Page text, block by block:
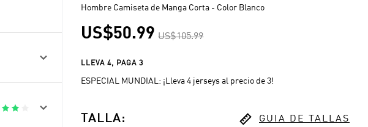
Hombre Camiseta de Manga Corta - Color Blanco
US$50.99 US$105.99
LLEVA 4, PAGA 3
ESPECIAL MUNDIAL: ¡Lleva 4 jerseys al precio de 3!
TALLA:  GUIA DE TALLAS

  